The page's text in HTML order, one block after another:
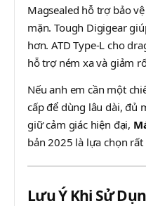
Magsealed hỗ trợ bảo
mặn. Tough Digigear
hơn. ATD Type-L cho
hỗ trợ ném xa và giảm
Nếu anh em cần một
cấp để dùng lâu dài, đủ
giữ cảm giác hiện đại,
bản 2025 là lựa chọn rất
Lưu Ý Khi Sử